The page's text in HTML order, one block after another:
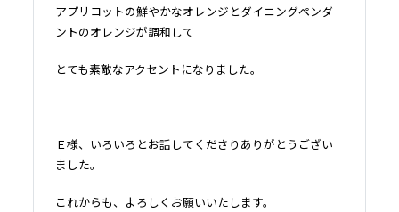
アプリコットの鮮やかなオレンジとダイニングペンダ
ントのオレンジが調和して
とても素敵なアクセントになりました。
Ｅ様、いろいろとお話してくださりありがとうござい
ました。
これからも、よろしくお願いいたします。